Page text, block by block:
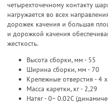
четырехточечному контакту
нагружается во всех
дорожек качения и большая
и дорожкой качения
жесткость.
Высота сборки, мм - 55
Ширина сборки, мм - 70
Крепежные отверстия - 4
Масса каретки, кг - 2,29
Натяг - 0~ 0.02C